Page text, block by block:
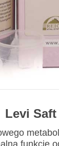
Levi Saft